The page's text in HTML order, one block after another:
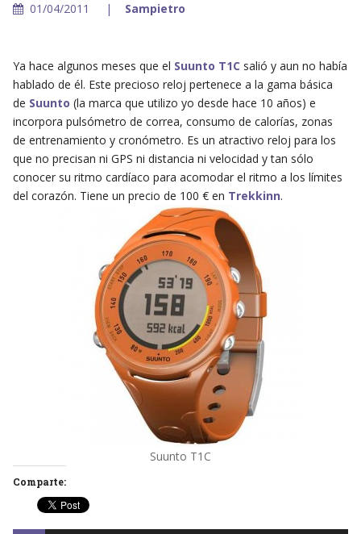
01/04/2011 Sampietro
Ya hace algunos meses que el Suunto T1C salió y aun no había
hablado de él. Este precioso reloj pertenece a la gama básica
de Suunto (la marca que utilizo yo desde hace 10 años) e
incorpora pulsómetro de correa, consumo de calorías, zonas
de entrenamiento y cronómetro. Es un atractivo reloj para los
que no precisan ni GPS ni distancia ni velocidad y tan sólo
conocer su ritmo cardíaco para acomodar el ritmo a los límites
del corazón. Tiene un precio de 100 € en Trekkinn.
Suunto T1C
Comparte: